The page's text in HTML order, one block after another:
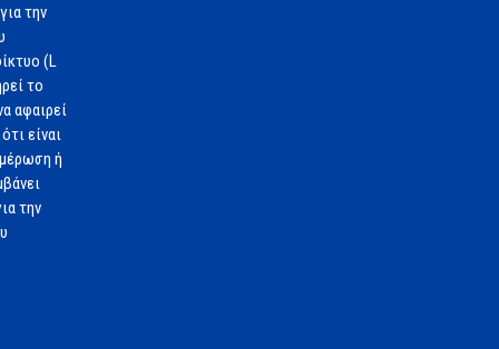
την
(L
το
αφαιρεί
είναι
ή
την